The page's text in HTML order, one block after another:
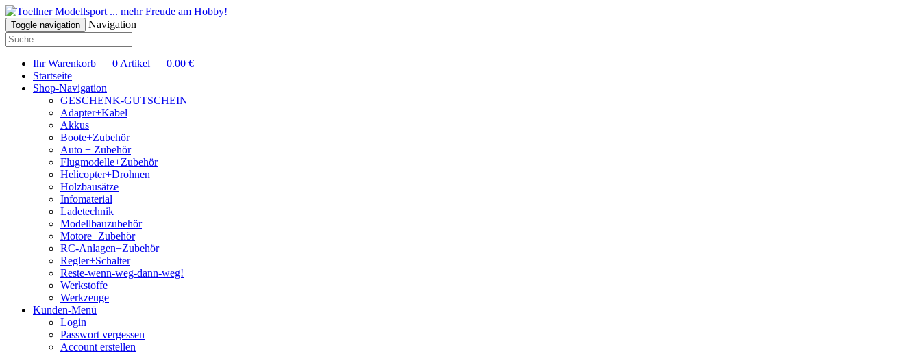
... mehr Freude am Hobby!
Toggle navigation Navigation
Ihr Warenkorb 0 Artikel 0.00 €
Startseite
Shop-Navigation
GESCHENK-GUTSCHEIN
Adapter+Kabel
Akkus
Boote+Zubehör
Auto + Zubehör
Flugmodelle+Zubehör
Helicopter+Drohnen
Holzbausätze
Infomaterial
Ladetechnik
Modellbauzubehör
Motore+Zubehör
RC-Anlagen+Zubehör
Regler+Schalter
Reste-wenn-weg-dann-weg!
Werkstoffe
Werkzeuge
Kunden-Menü
Login
Passwort vergessen
Account erstellen